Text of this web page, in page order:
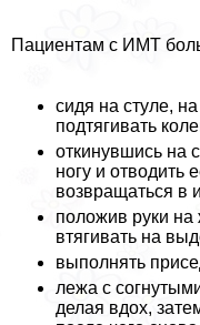
Пациентам с ИМТ
сидя на стуле,
подтягивать
откинувшись на
ногу и отводить
возвращаться в
положив руки на
втягивать на
выполнять
лежа с
делая вдох,